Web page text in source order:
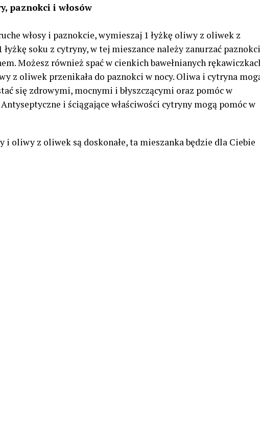
paznokci i włosów
włosy i paznokcie, wymieszaj 1 łyżkę oliwy z oliwek z
łyżkę soku z cytryny, w tej mieszance należy zanurzać
Możesz również spać w cienkich bawełnianych
z oliwek przenikała do paznokci w nocy. Oliwa i cytryna
się zdrowymi, mocnymi i błyszczącymi oraz pomóc w
i ściągające właściwości cytryny mogą pomóc w
i oliwy z oliwek są doskonałe, ta mieszanka będzie dla Ciebie